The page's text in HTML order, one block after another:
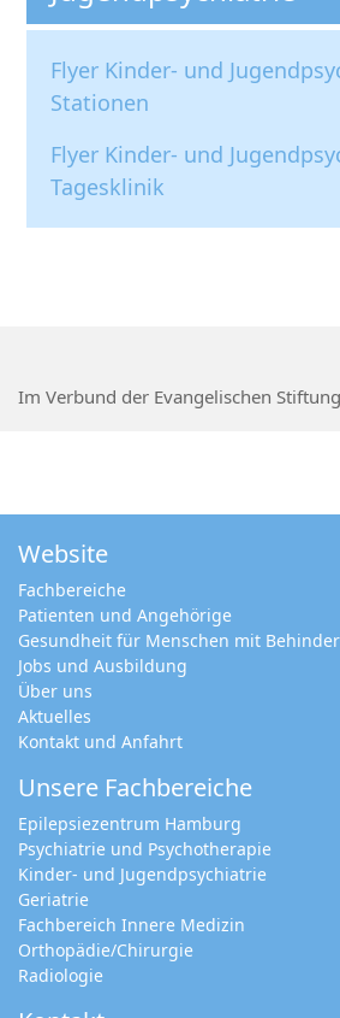
Flyer Kinder- und
Stationen
Flyer Kinder- und
Tagesklinik
Im Verbund der Evangelischen
Website
Fachbereiche
Patienten und Angehörige
Gesundheit für Menschen mit
Jobs und Ausbildung
Über uns
Aktuelles
Kontakt und Anfahrt
Unsere Fachbereiche
Epilepsiezentrum Hamburg
Psychiatrie und Psychotherapie
Kinder- und Jugendpsychiatrie
Geriatrie
Fachbereich Innere Medizin
Orthopädie/Chirurgie
Radiologie